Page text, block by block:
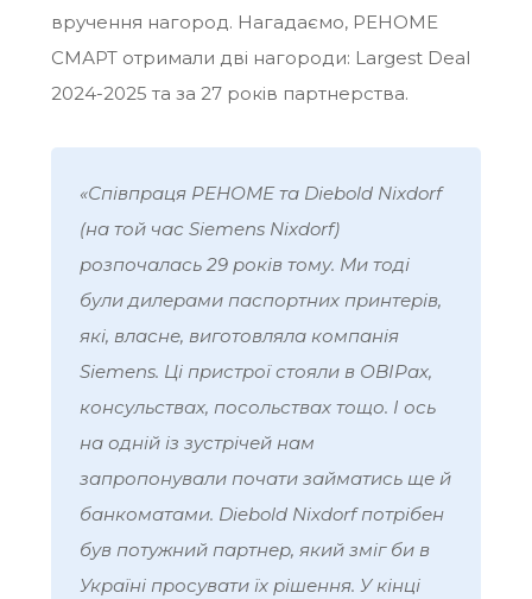
вручення нагород. Нагадаємо, РЕНОМЕ
СМАРТ отримали дві нагороди: Largest Deal
2024-2025 та за 27 років партнерства.
«Співпраця РЕНОМЕ та Diebold Nixdorf
(на той час Siemens Nixdorf)
розпочалась 29 років тому. Ми тоді
були дилерами паспортних принтерів,
які, власне, виготовляла компанія
Siemens. Ці пристрої стояли в ОВІРах,
консульствах, посольствах тощо. І ось
на одній із зустрічей нам
запропонували почати займатись ще й
банкоматами. Diebold Nixdorf потрібен
був потужний партнер, який зміг би в
Україні просувати їх рішення. У кінці